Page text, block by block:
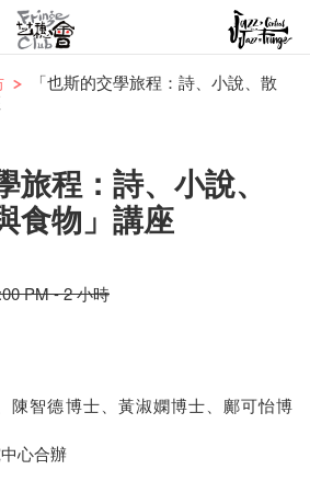
「也斯的交學旅程：詩、小說、散
旅程：詩、小說、
食物」講座
PM - 2 小時
陳智德博士、黃淑嫻博士、鄺可怡博
心合辦